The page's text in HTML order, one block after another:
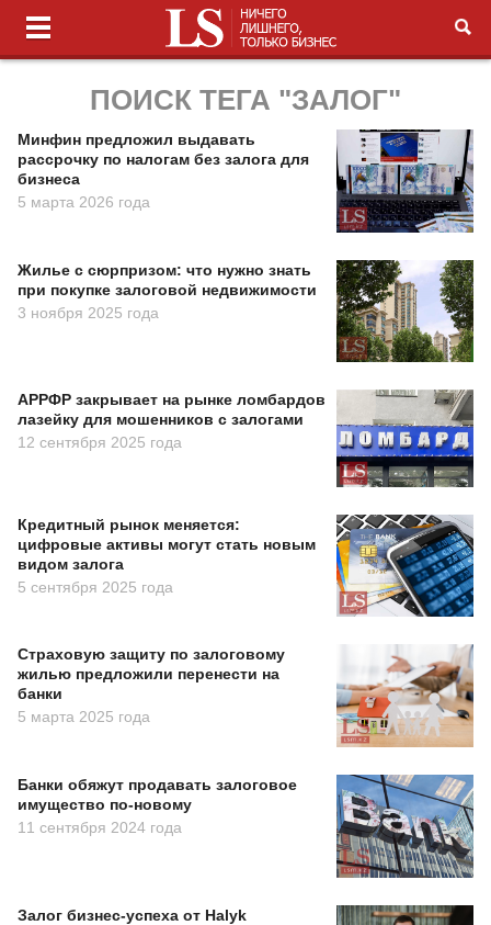
ПОИСК ТЕГА "ЗАЛОГ"
Минфин предложил выдавать
рассрочку по налогам без залога для
бизнеса
5 марта 2026 года
Жилье с сюрпризом: что нужно знать
при покупке залоговой недвижимости
3 ноября 2025 года
АРРФР закрывает на рынке ломбардов
лазейку для мошенников с залогами
12 сентября 2025 года
Кредитный рынок меняется:
цифровые активы могут стать новым
видом залога
5 сентября 2025 года
Страховую защиту по залоговому
жилью предложили перенести на
банки
5 марта 2025 года
Банки обяжут продавать залоговое
имущество по-новому
11 сентября 2024 года
Залог бизнес-успеха от Halyk